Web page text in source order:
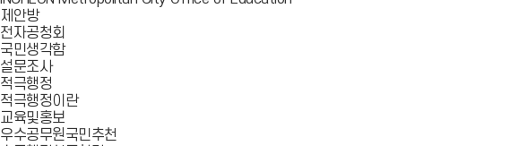
제안방
전자공청회
국민생각함
설문조사
적극행정
적극행정이란
교육및홍보
우수공무원국민추천